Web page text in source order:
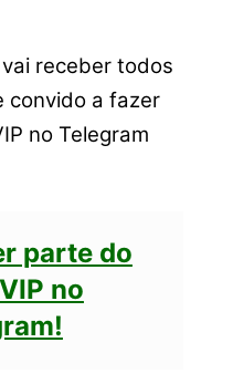
receber todos
convido a fazer
no Telegram
parte do
no